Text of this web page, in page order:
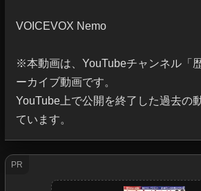
VOICEVOX Nemo
※本動画は、YouTubeチャンネル「
ーカイブ動画です。
YouTube上で公開を終了した過去の
ています。
PR